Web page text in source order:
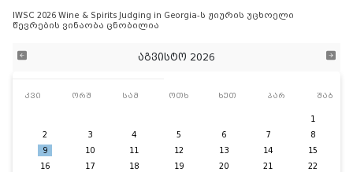
IWSC 2026 Wine & Spirits Judging in Georgia-ს ჟიურის უცხოელი
წევრების ვინაობა ცნობილია
აგვისტო 2026
კვი ორშ სამ ოთხ ხუთ პარ შაბ
1
2
3 4 5 6 7
8
9
10 11 12 13 14
15
16
17 18 19 20 21
22